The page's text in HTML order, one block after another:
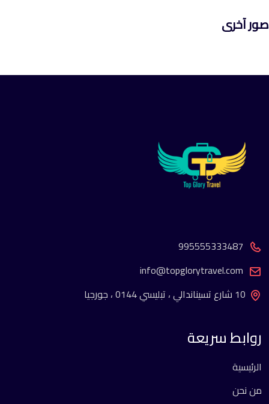
صور آخرى
995555333487
info@topglorytravel.com
10 شارع تسيناندالي ، تبليسي 0144 ، جورجيا
روابط سريعة
الرئيسية
من نحن